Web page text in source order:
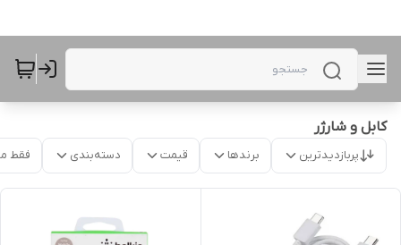
کابل و شارژر
پربازدیدترین برندها قیمت دسته‌بندی فقط